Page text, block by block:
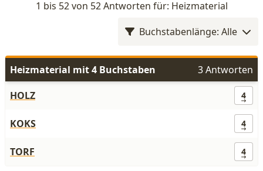
1 bis 52 von 52 Antworten für: Heizmaterial
Buchstabenlänge: Alle
Heizmaterial mit 4 Buchstaben
3 Antworten
HOLZ
4
KOKS 4
TORF 4